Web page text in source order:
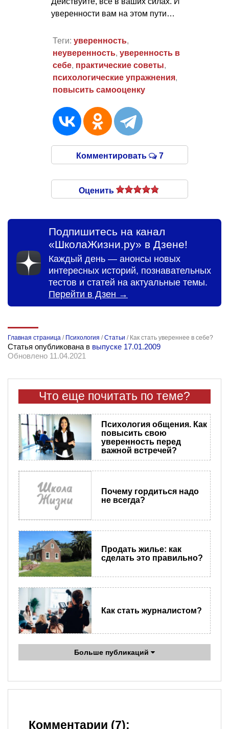
уверенности вам на этом пути…
Теги: уверенность,
неуверенность, уверенность в
себе, практические советы,
психологические упражнения,
повысить самооценку
Комментировать 7
Оценить
Подпишитесь на канал
«ШколаЖизни.ру» в Дзене!
Каждый день — анонсы новых
интересных историй, познавательных
тестов и статей на актуальные темы.
Перейти в Дзен →
Главная страница / Психология /Статьи / Как стать увереннее в себе?
Статья опубликована в выпуске 17.01.2009
Обновлено 11.04.2021
Что еще почитать по теме?
Психология общения. Как
повысить свою
уверенность перед
важной встречей?
Почему гордиться надо
не всегда?
Продать жилье: как
сделать это правильно?
Как стать журналистом?
Больше публикаций
Комментарии (7):